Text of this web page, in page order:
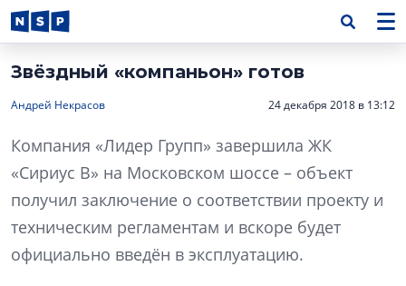
Звёздный «компаньон» готов
Андрей Некрасов 24 декабря 2018 в 13:12
Компания «Лидер Групп» завершила ЖК
«Сириус В» на Московском шоссе – объект
получил заключение о соответствии проекту и
техническим регламентам и вскоре будет
официально введён в эксплуатацию.